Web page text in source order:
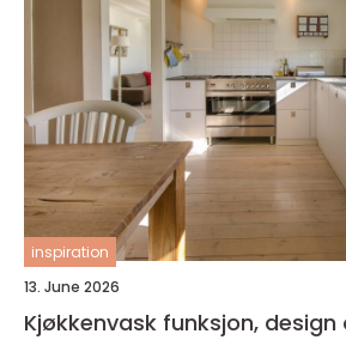
inspiration
13. June 2026
Kjøkkenvask funksjon, design og praktiske